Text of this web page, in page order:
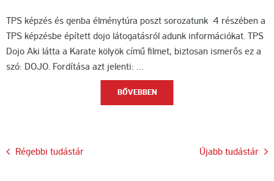
TPS képzés és genba élménytúra poszt sorozatunk 4 részében a
TPS képzésbe épített dojo látogatásról adunk információkat. TPS
Dojo Aki látta a Karate kölyök című filmet, biztosan ismerős ez a
szó: DOJO. Fordítása azt jelenti: …
BŐVEBBEN
Bejegyzés
Régebbi tudástár Újabb tudástár